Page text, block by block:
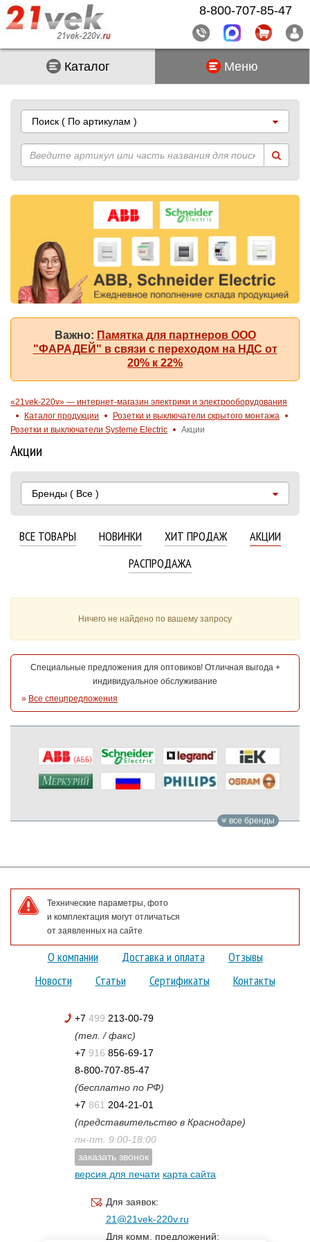
Каталог Меню
Поиск ( По артикулам )
Важно: Памятка для партнеров ООО
"ФАРАДЕЙ" в связи с переходом на НДС от
20% к 22%
«21vek-220v» — интернет-магазин электрики и электрооборудования
Каталог продукции
Розетки и выключатели скрытого монтажа
Розетки и выключатели Systeme Electric
Акции
Акции
Бренды ( Все )
ВСЕ ТОВАРЫ НОВИНКИ ХИТ ПРОДАЖ
АКЦИИ
РАСПРОДАЖА
Ничего не найдено по вашему запросу
Специальные предложения для оптовиков! Отличная выгода +
индивидуальное обслуживание
» Все спецпредложения
все бренды
Технические параметры, фото
и комплектация могут отличаться
от заявленных на сайте
О компании Доставка и оплата
Отзывы
Новости
Статьи Сертификаты Контакты
+7 499 213-00-79
(тел. / факс)
+7 916 856-69-17
8-800-707-85-47
(бесплатно по РФ)
+7 861 204-21-01
(представительство в Краснодаре)
пн-пт. 9:00-18:00
заказать звонок
версия для печати карта сайта
Для заявок:
21@21vek-220v.ru
Для комм. предложений:
8-800-707-85-47